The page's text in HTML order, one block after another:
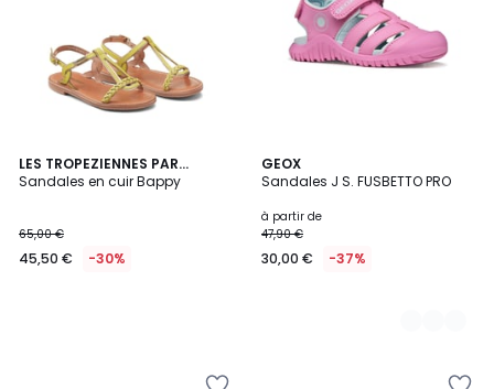
LES TROPEZIENNES PAR
M.BELARBI
Sandales en cuir Bappy
65,00 €
45,50 € -30%
GEOX
Sandales J S. FUSBETTO PRO
à partir de
47,90 €
30,00 € -37%
2
Couleurs